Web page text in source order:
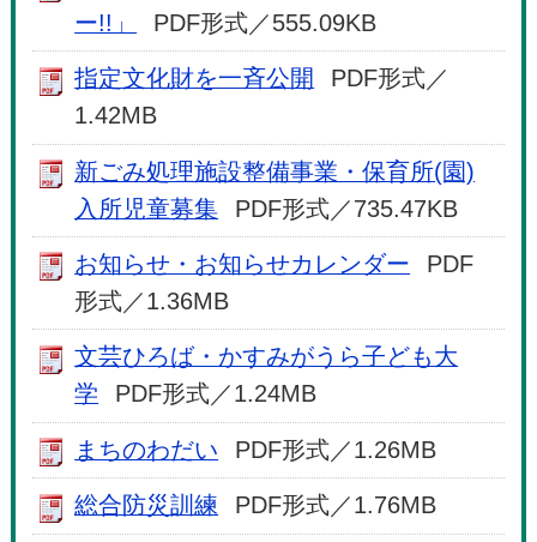
ー!!」
PDF形式／555.09KB
指定文化財を一斉公開
PDF形式／
1.42MB
新ごみ処理施設整備事業・保育所(園)
入所児童募集
PDF形式／735.47KB
お知らせ・お知らせカレンダー
PDF
形式／1.36MB
文芸ひろば・かすみがうら子ども大
学
PDF形式／1.24MB
まちのわだい PDF形式／1.26MB
総合防災訓練 PDF形式／1.76MB